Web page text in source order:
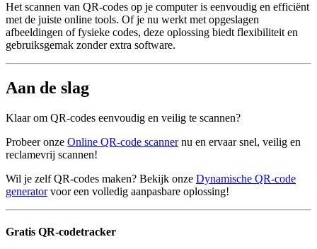
Het scannen van QR-codes op je computer is eenvoudig en efficiënt
met de juiste online tools. Of je nu werkt met opgeslagen
afbeeldingen of fysieke codes, deze oplossing biedt flexibiliteit en
gebruiksgemak zonder extra software.
Aan de slag
Klaar om QR-codes eenvoudig en veilig te scannen?
Probeer onze Online QR-code scannernu en ervaar snel, veilig en
reclamevrij scannen!
Wil je zelf QR-codes maken? Bekijk onze Dynamische QR-code
generatorvoor een volledig aanpasbare oplossing!
Gratis QR-codetracker